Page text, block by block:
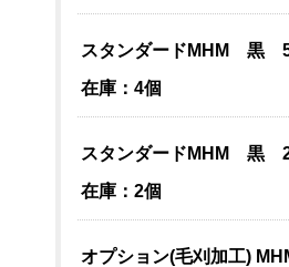
スタンダードMHM 黒
在庫：4個
スタンダードMHM 黒
在庫：2個
オプション(毛刈加工)